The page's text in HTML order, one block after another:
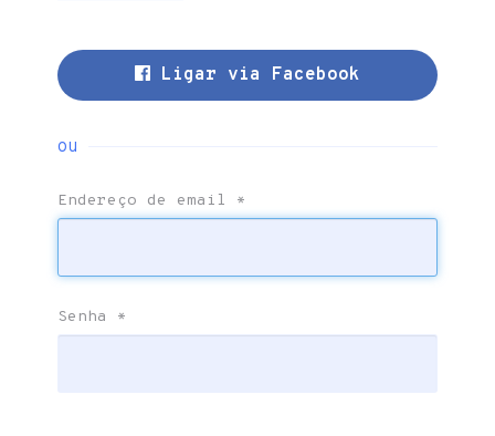
Ligar via Facebook
ou
Endereço de email *
Senha *